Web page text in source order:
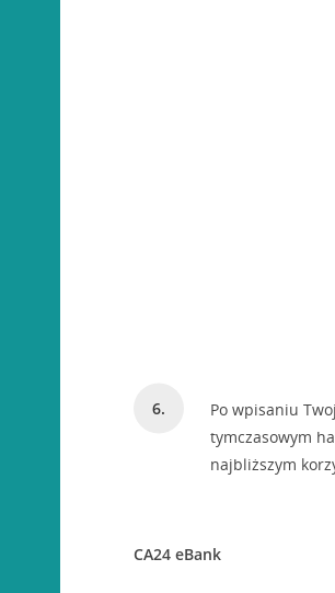
Po wpisaniu
tymczasowym
najbliższym
CA24 eBank